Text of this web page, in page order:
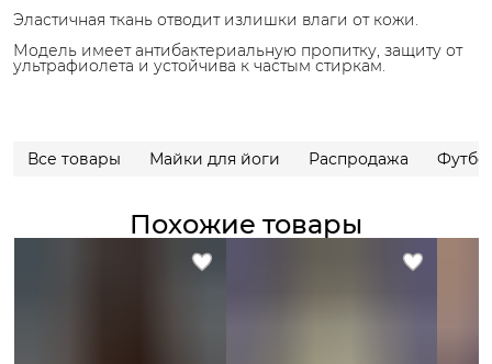
Эластичная ткань отводит излишки влаги от кожи.
Модель имеет антибактериальную пропитку, защиту от
ультрафиолета и устойчива к частым стиркам.
Все товары Майки для йоги Распродажа
Похожие товары